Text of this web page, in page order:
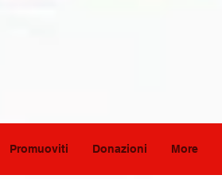
Promuoviti Donazioni More